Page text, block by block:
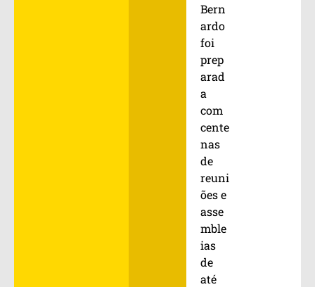
Bern
ardo
foi
prep
arad
a
com
cente
nas
de
reuni
ões e
asse
mble
ias
de
até